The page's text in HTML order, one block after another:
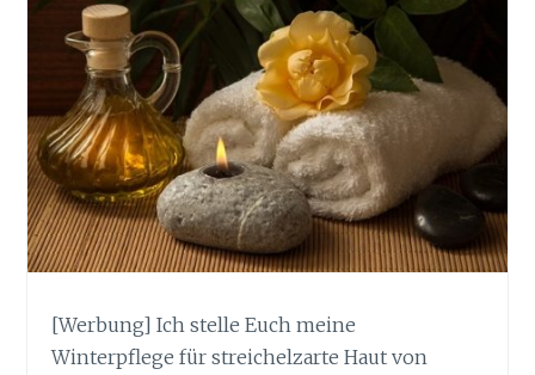
[Werbung] Ich stelle Euch meine
Winterpflege für streichelzarte Haut von